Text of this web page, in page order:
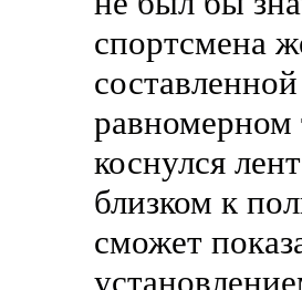
спортсмена
коснулся
близком к
сможет